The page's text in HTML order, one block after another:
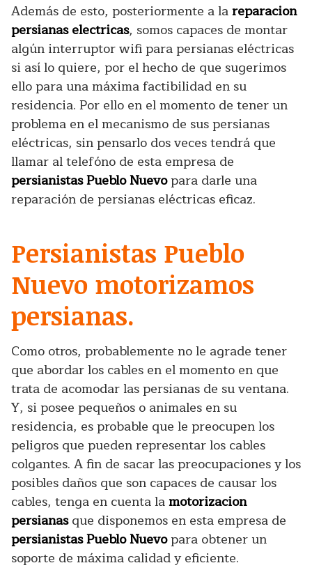
Además de esto, posteriormente a lareparacion
persianas electricas, somos capaces de montar
algún interruptor wifi para persianas eléctricas
si así lo quiere, por el hecho de que sugerimos
ello para una máxima factibilidad en su
residencia. Por ello en el momento de tener un
problema en el mecanismo de sus persianas
eléctricas, sin pensarlo dos veces tendrá que
llamar al telefóno de esta empresa de
persianistas Pueblo Nuevopara darle una
reparación de persianas eléctricas eficaz.
Persianistas Pueblo
Nuevo motorizamos
persianas.
Como otros, probablemente no le agrade tener
que abordar los cables en el momento en que
trata de acomodar las persianas de su ventana.
Y, si posee pequeños o animales en su
residencia, es probable que le preocupen los
peligros que pueden representar los cables
colgantes. A fin de sacar las preocupaciones y los
posibles daños que son capaces de causar los
cables, tenga en cuenta lamotorizacion
persianasque disponemos en esta empresa de
persianistas Pueblo Nuevopara obtener un
soporte de máxima calidad y eficiente.